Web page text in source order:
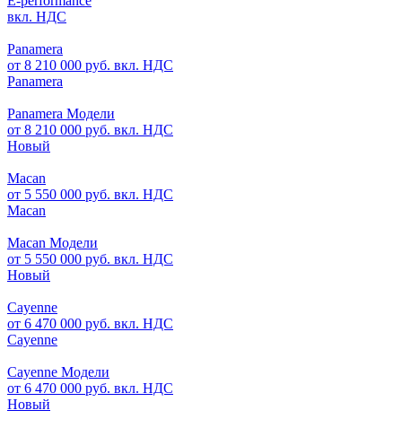
вкл. НДС
Panamera
от 8 210 000 руб. вкл. НДС
Panamera
Panamera Модели
от 8 210 000 руб. вкл. НДС
Новый
Macan
от 5 550 000 руб. вкл. НДС
Macan
Macan Модели
от 5 550 000 руб. вкл. НДС
Новый
Cayenne
от 6 470 000 руб. вкл. НДС
Cayenne
Cayenne Модели
от 6 470 000 руб. вкл. НДС
Новый